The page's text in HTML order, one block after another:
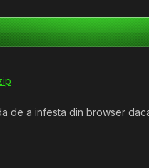
de a infesta din browser